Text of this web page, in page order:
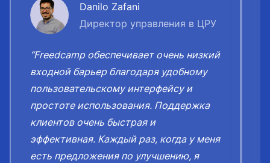
Danilo Zafani
Директор управления в ЦРУ
“Freedcamp обеспечивает очень низкий
входной барьер благодаря удобному
пользовательскому интерфейсу и
простоте использования. Поддержка
клиентов очень быстрая и
эффективная. Каждый раз, когда у меня
есть предложения по улучшению, я